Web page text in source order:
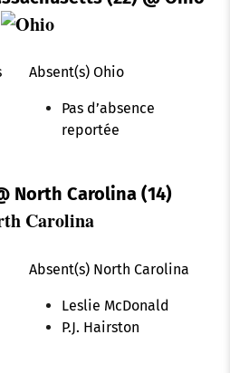
Absent(s) Ohio
Pas d’absence
reportée
North Carolina (14)
Absent(s) North Carolina
Leslie McDonald
P.J. Hairston